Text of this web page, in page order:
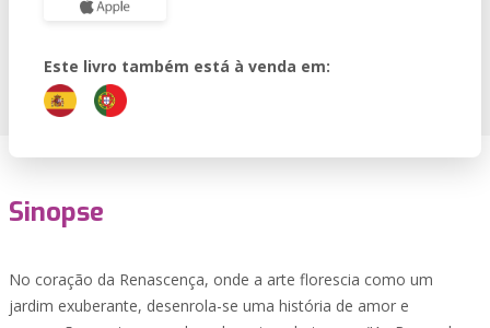
Este livro também está à venda em:
Sinopse
No coração da Renascença, onde a arte florescia como um
jardim exuberante, desenrola-se uma história de amor e